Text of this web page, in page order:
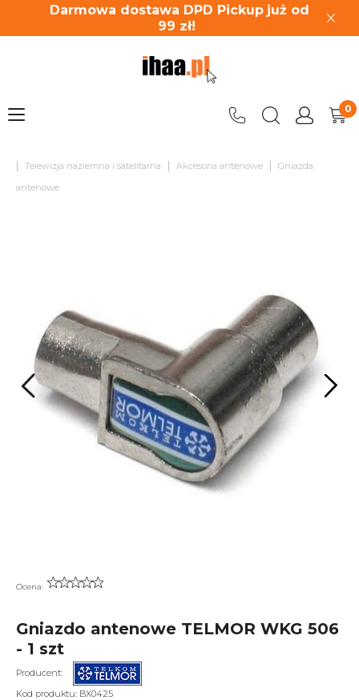
Darmowa dostawa DPD Pickup już od
99 zł!
| Telewizja naziemna i satelitarna | Akcesoria antenowe |
Gniazda
antenowe
Ocena:
Gniazdo antenowe TELMOR WKG 506
- 1 szt
Producent:
Kod produktu: BX0425